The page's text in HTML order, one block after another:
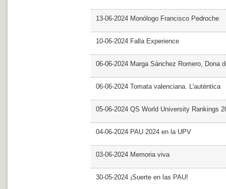
13-06-2024 Monólogo Francisco Pedroche
10-06-2024 Falla Experience
06-06-2024 Marga Sánchez Romero, Dona
06-06-2024 Tomata valenciana. L'autèntica
05-06-2024 QS World University Rankings
04-06-2024 PAU 2024 en la UPV
03-06-2024 Memoria viva
30-05-2024 ¡Suerte en las PAU!